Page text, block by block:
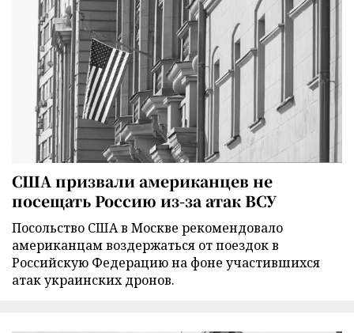
США призвали американцев не
посещать Россию из-за атак ВСУ
Посольство США в Москве рекомендовало
американцам воздержаться от поездок в
Российскую Федерацию на фоне участившихся
атак украинских дронов.